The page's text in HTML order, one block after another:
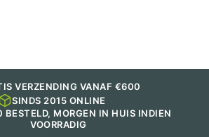
VERZENDING VANAF €600
SINDS 2015 ONLINE
BESTELD, MORGEN IN HUIS INDIEN
VOORRADIG